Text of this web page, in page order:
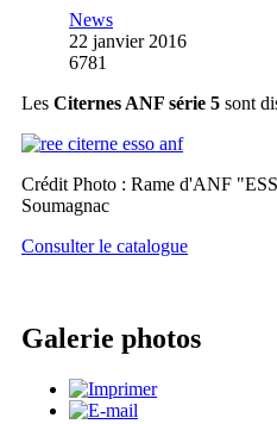
News
22 janvier 2016
6781
Les Citernes ANF série 5 sont
Crédit Photo : Rame d'ANF
Soumagnac
Consulter le catalogue
Galerie photos